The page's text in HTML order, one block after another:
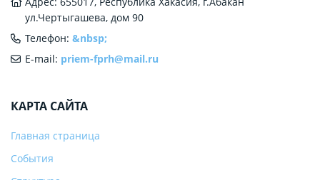
ул.Чертыгашева, дом 90
Телефон: &nbsp;
E-mail: priem-fprh@mail.ru
КАРТА САЙТА
Главная страница
События